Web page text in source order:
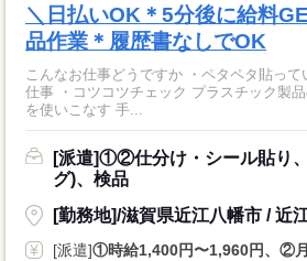
＼日払いOK＊5分後に給料
品作業＊履歴書なしでOK
こんなお仕事どうですか ・ペタペタ貼っ
仕事 ・コツコツチェック プラスチック製
を使いこなす 手...
[派遣]①②仕分け・シール貼り
グ)、検品
[勤務地]/滋賀県近江八幡市 / 近
[派遣]①時給1,400円〜1,960円、②